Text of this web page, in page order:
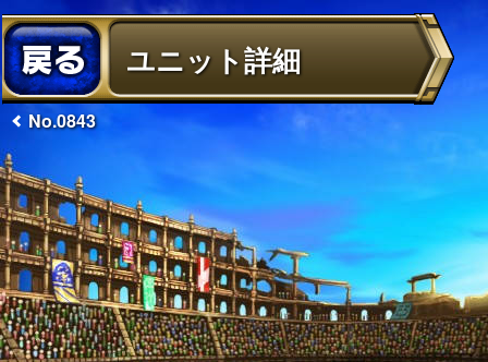
ユニット詳細
No.0843